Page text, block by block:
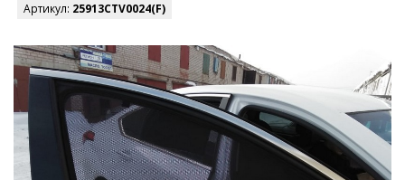
Артикул: 25913CTV0024(F)